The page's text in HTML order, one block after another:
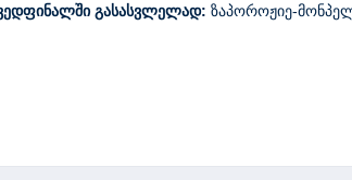
გასასვლელად: ზაპოროჟიე-